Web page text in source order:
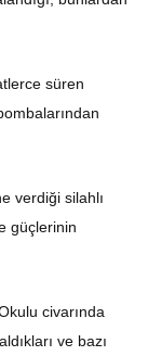
süren
verdiği silahlı
güçlerinin
civarında
ve bazı